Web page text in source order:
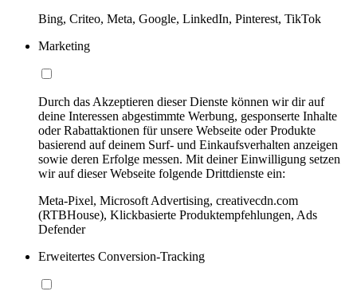
Bing, Criteo, Meta, Google, LinkedIn, Pinterest, TikTok
Marketing
Durch das Akzeptieren dieser Dienste können wir dir auf
deine Interessen abgestimmte Werbung, gesponserte Inhalte
oder Rabattaktionen für unsere Webseite oder Produkte
basierend auf deinem Surf- und Einkaufsverhalten anzeigen
sowie deren Erfolge messen. Mit deiner Einwilligung setzen
wir auf dieser Webseite folgende Drittdienste ein:
Meta-Pixel, Microsoft Advertising, creativecdn.com
(RTBHouse), Klickbasierte Produktempfehlungen, Ads
Defender
Erweitertes Conversion-Tracking